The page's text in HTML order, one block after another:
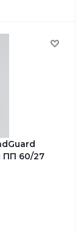
ПП 60/27